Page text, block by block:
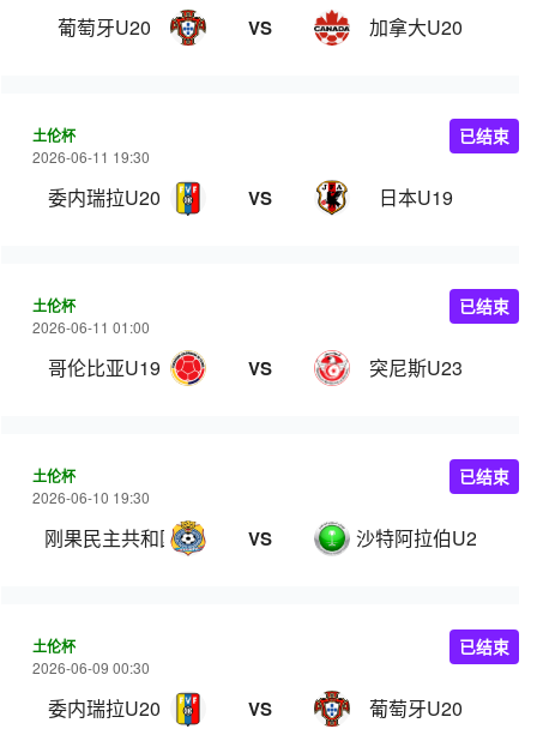
葡萄牙U20 VS 加拿大U20
土伦杯
2026-06-11 19:30
委内瑞拉U20 VS 日本U19
已结束
土伦杯
2026-06-11 01:00
哥伦比亚U19 VS 突尼斯U23
已结束
土伦杯
2026-06-10 19:30
刚果民主共和国U23 VS 沙特阿拉伯U21
已结束
土伦杯
2026-06-09 00:30
委内瑞拉U20 VS 葡萄牙U20
已结束